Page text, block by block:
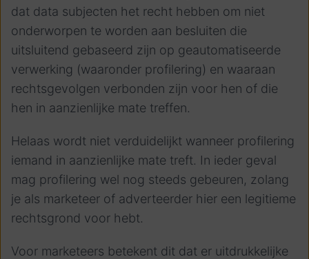
dat data subjecten het recht hebben om niet
onderworpen te worden aan besluiten die
uitsluitend gebaseerd zijn op geautomatiseerde
verwerking (waaronder profilering) en waaraan
rechtsgevolgen verbonden zijn voor hen of die
hen in aanzienlijke mate treffen.
Helaas wordt niet verduidelijkt wanneer profilering
iemand in aanzienlijke mate treft. In ieder geval
mag profilering wel nog steeds gebeuren, zolang
je als marketeer of adverteerder hier een legitieme
rechtsgrond voor hebt.
Voor marketeers betekent dit dat er uitdrukkelijke